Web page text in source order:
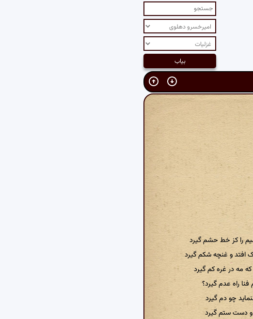
را کز خط حشم گیرد
افتد و غنچه شکم گیرد
مه در غره کم گیرد
راه عدم گیرد؟
چو دم گیرد
و دست ستم گیرد